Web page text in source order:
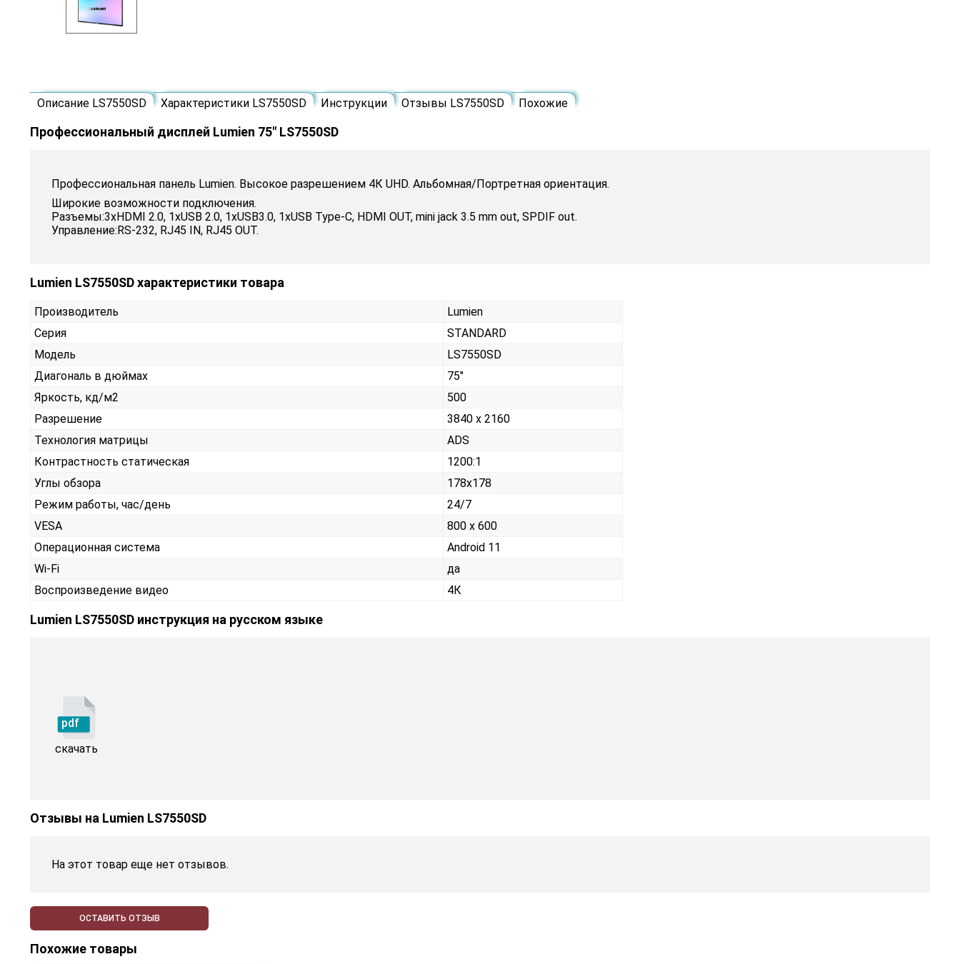
Описание LS7550SD Характеристики LS7550SD Инструкции Отзывы LS7550SD Похожие
Профессиональный дисплей Lumien 75" LS7550SD
Профессиональная панель Lumien. Высокое разрешением 4К UHD. Альбомная/Портретная ориентация.
Широкие возможности подключения.
Разъемы:3xHDMI 2.0, 1xUSB 2.0, 1xUSB3.0, 1xUSB Type-C, HDMI OUT, mini jack 3.5 mm out, SPDIF out.
Управление:RS-232, RJ45 IN, RJ45 OUT.
Lumien LS7550SD характеристики товара
Производитель
Lumien
Серия
STANDARD
Модель
LS7550SD
Диагональ в дюймах
75"
Яркость, кд/м2
500
Разрешение
3840 x 2160
Технология матрицы
ADS
Контрастность статическая
1200:1
Углы обзора
178x178
Режим работы, час/день
24/7
VESA
800 x 600
Операционная система
Android 11
Wi-Fi
да
Воспроизведение видео
4К
Lumien LS7550SD инструкция на русском языке
pdf
скачать
Отзывы на Lumien LS7550SD
На этот товар еще нет отзывов.
ОСТАВИТЬ ОТЗЫВ
Похожие товары